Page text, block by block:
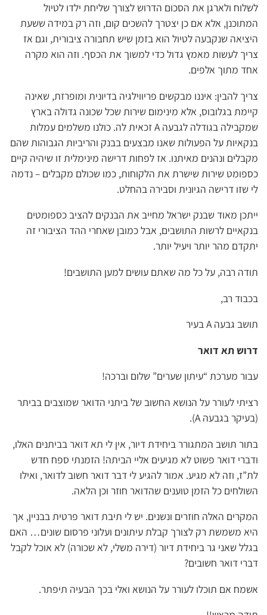
לשלוח ולארגן את הסכום הדרוש לצורך שליחת ילדו לטיול
המתוכנן, אלא אם כן יצטרך להשכים קום, וזה רק במידה ששעת
היציאה שנקבעה לטיול הוא בזמן שיש תחבורה ציבורית, וגם אז
צריך לעשות מאמץ גדול כדי למשוך את הכסף. וזה הוא מקרה
אחד מתוך אלפים.
צריך להבין: איננו מבקשים פריווילגיה בדיונית ומופרזת, שאינה
קיימת בגלובוס, אלא מינימום שירות שכל שכונה גדולה בארץ
שמקבילה בגודלה לגבעה A זכאית לה. כולנו משלמים עמלות
בנקאיות על הפעולות שאנו מבצעים בבנק והריביות הגבוהות שהם
מקבלים ונהנים מאיתנו. אז לפחות דרישה מינימלית זו שיהיה קיים
כספומט שירות שישרת את הלקוחות, כמו שכולם מקבלים – נדמה
לי שזו דרישה הגיונית וסבירה בהחלט.
ייתכן מאוד שבנק ישראל מחייב את הבנקים להציב כספומטים
בנקאיים לרשות התושבים, אבל כמובן שאחרי ההד הציבורי זה
יתקדם מהר יותר ויעיל יותר.
תודה רבה, על כל מה שאתם עושים למען התושבים!
בכבוד רב,
תושב גבעה A בעיר
דרוש תא דואר
עבור מערכת “עיתון שערים” שלום וברכה!
רציתי לעורר על הנושא החשוב של ביתני הדואר שמוצבים בביתר
(בעיקר בגבעה A).
בתור תושב המתגורר ביחידת דיור, אין לי תא דואר בביתנים האלו,
ודברי דואר פשוט לא מגיעים אליי הביתה! הזמנתי ספח חדש
לת”ז, וזה לא מגיע. אמור להגיע לי דבר דואר חשוב לדואר, ואילו
השולחים כל הזמן טוענים שהדואר חוזר וכן הלאה.
המקרים האלה חוזרים ונשנים. יש לי תיבת דואר פרטית בבניין, אך
היא משמשת רק לצורך קבלת עיתונים ועלוני פרסום שונים… האם
בגלל שאני גר ביחידת דיור (דירה משלי, לא שכורה) לא אוכל לקבל
דברי דואר חשובים?
אשמח אם תוכלו לעורר על הנושא ואלי בכך הבעיה תיפתר.